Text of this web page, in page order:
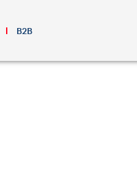
B2B